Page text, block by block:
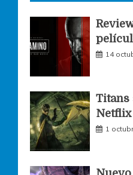
e
b
o
o
t
a
g
14
Titans
1